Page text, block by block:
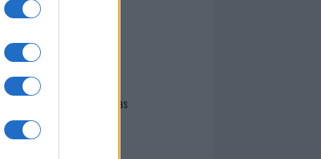
I nostri cari
Giovannimaria Cabras